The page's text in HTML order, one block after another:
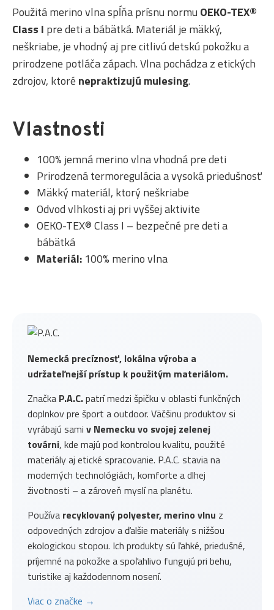
Nemecká precíznosť, lokálna výroba a
udržateľnejší prístup k použitým materiálom.
Značka P.A.C.patrí medzi špičku v oblasti funkčných
doplnkov pre šport a outdoor. Väčšinu produktov si
vyrábajú sami v Nemecku vo svojej zelenej
továrni, kde majú pod kontrolou kvalitu, použité
materiály aj etické spracovanie. P.A.C. stavia na
moderných technológiách, komforte a dlhej
životnosti – a zároveň myslí na planétu.
Používa recyklovaný polyester, merino vlnu z
odpovedných zdrojov a ďalšie materiály s nižšou
ekologickou stopou. Ich produkty sú ľahké, priedušné,
príjemné na pokožke a spoľahlivo fungujú pri behu,
turistike aj každodennom nosení.
Viac o značke →
Použitá merino vlna spĺňa prísnu normu OEKO-TEX®
Class I pre deti a bábätká. Materiál je mäkký,
neškriabe, je vhodný aj pre citlivú detskú pokožku a
prirodzene potláča zápach. Vlna pochádza z etických
zdrojov, ktoré nepraktizujú mulesing.
Vlastnosti
100% jemná merino vlna vhodná pre deti
Prirodzená termoregulácia a vysoká priedušnosť
Mäkký materiál, ktorý neškriabe
Odvod vlhkosti aj pri vyššej aktivite
OEKO-TEX® Class I – bezpečné pre deti a
bábätká
Materiál: 100% merino vlna